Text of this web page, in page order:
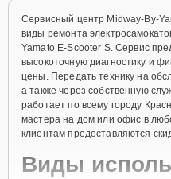
Сервисный центр Midway-By-
виды ремонта
Yamato E-Scooter S. Сервис
высокоточную диагностику и
цены. Передать технику на
а также через собственную
работает по всему городу
мастера на дом или офис в
клиентам предоставляются
Виды